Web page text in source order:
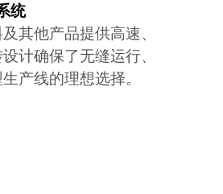
统
其他产品提供高速、
计确保了无缝运行、
产线的理想选择。